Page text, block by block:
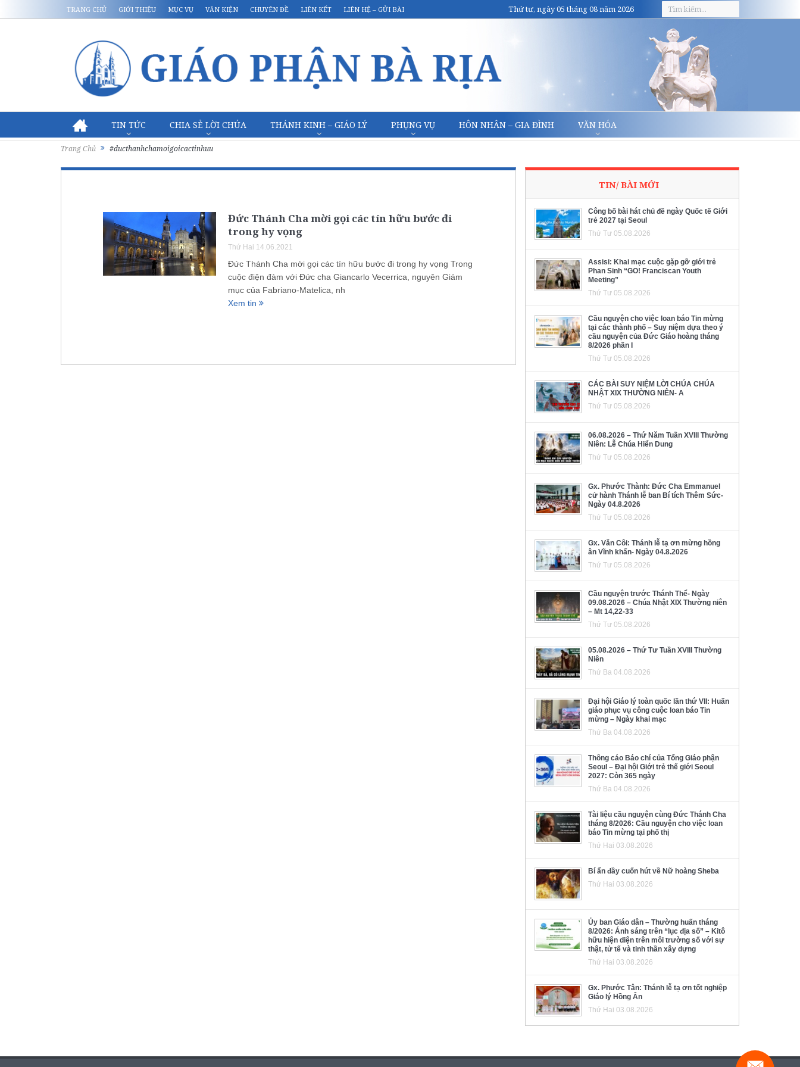
TRANG CHỦ GIỚI THIỆU MỤC VỤ VĂN KIỆN CHUYÊN ĐỀ LIÊN KẾT LIÊN HỆ – GỬI BÀI Thứ tư, ngày 05 tháng 08 năm 2026
TIN TỨC CHIA SẺ LỜI CHÚA THÁNH KINH – GIÁO LÝ PHỤNG VỤ HÔN NHÂN – GIA ĐÌNH VĂN HÓA
Trang Chủ #ducthanhchamoigoicactinhuu
Đức Thánh Cha mời gọi các tín hữu bước đi
trong hy vọng
Thứ Hai 14.06.2021
Đức Thánh Cha mời gọi các tín hữu bước đi trong hy vọng Trong
cuộc điện đàm với Đức cha Giancarlo Vecerrica, nguyên Giám
mục của Fabriano-Matelica, nh
Xem tin
TIN/ BÀI MỚI
Công bố bài hát chủ đề ngày Quốc tế Giới
trẻ 2027 tại Seoul
Thứ Tư 05.08.2026
Assisi: Khai mạc cuộc gặp gỡ giới trẻ
Phan Sinh “GO! Franciscan Youth
Meeting”
Thứ Tư 05.08.2026
Cầu nguyện cho việc loan báo Tin mừng
tại các thành phố – Suy niệm dựa theo ý
cầu nguyện của Đức Giáo hoàng tháng
8/2026 phần I
Thứ Tư 05.08.2026
CÁC BÀI SUY NIỆM LỜI CHÚA CHÚA
NHẬT XIX THƯỜNG NIÊN- A
Thứ Tư 05.08.2026
06.08.2026 – Thứ Năm Tuần XVIII Thường
Niên: Lễ Chúa Hiển Dung
Thứ Tư 05.08.2026
Gx. Phước Thành: Đức Cha Emmanuel
cử hành Thánh lễ ban Bí tích Thêm Sức-
Ngày 04.8.2026
Thứ Tư 05.08.2026
Gx. Văn Côi: Thánh lễ tạ ơn mừng hồng
ân Vĩnh khấn- Ngày 04.8.2026
Thứ Tư 05.08.2026
Cầu nguyện trước Thánh Thể- Ngày
09.08.2026 – Chúa Nhật XIX Thường niên
– Mt 14,22-33
Thứ Tư 05.08.2026
05.08.2026 – Thứ Tư Tuần XVIII Thường
Niên
Thứ Ba 04.08.2026
Đại hội Giáo lý toàn quốc lần thứ VII: Huấn
giáo phục vụ công cuộc loan báo Tin
mừng – Ngày khai mạc
Thứ Ba 04.08.2026
Thông cáo Báo chí của Tổng Giáo phận
Seoul – Đại hội Giới trẻ thế giới Seoul
2027: Còn 365 ngày
Thứ Ba 04.08.2026
Tài liệu cầu nguyện cùng Đức Thánh Cha
tháng 8/2026: Cầu nguyện cho việc loan
báo Tin mừng tại phố thị
Thứ Hai 03.08.2026
Bí ẩn đầy cuốn hút về Nữ hoàng Sheba
Thứ Hai 03.08.2026
Ủy ban Giáo dân – Thường huấn tháng
8/2026: Ánh sáng trên “lục địa số” – Kitô
hữu hiện diện trên môi trường số với sự
thật, tử tế và tinh thần xây dựng
Thứ Hai 03.08.2026
Gx. Phước Tân: Thánh lễ tạ ơn tốt nghiệp
Giáo lý Hồng Ân
Thứ Hai 03.08.2026